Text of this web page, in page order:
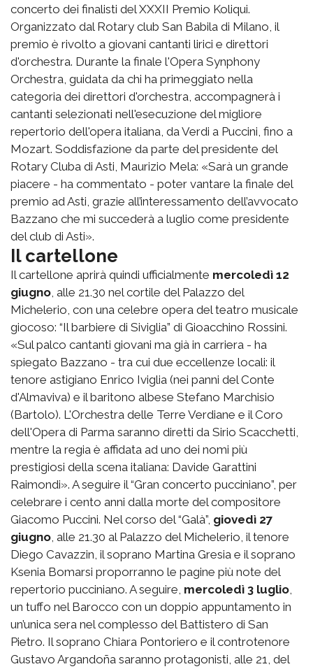
concerto dei finalisti del XXXII Premio Koliqui.
Organizzato dal Rotary club San Babila di Milano, il
premio è rivolto a giovani cantanti lirici e direttori
d'orchestra. Durante la finale l'Opera Synphony
Orchestra, guidata da chi ha primeggiato nella
categoria dei direttori d'orchestra, accompagnerà i
cantanti selezionati nell'esecuzione del migliore
repertorio dell'opera italiana, da Verdi a Puccini, fino a
Mozart. Soddisfazione da parte del presidente del
Rotary Cluba di Asti, Maurizio Mela: «Sarà un grande
piacere - ha commentato - poter vantare la finale del
premio ad Asti, grazie all’interessamento dell’avvocato
Bazzano che mi succederà a luglio come presidente
del club di Asti».
Il cartellone
Il cartellone aprirà quindi ufficialmente mercoledì 12
giugno, alle 21.30 nel cortile del Palazzo del
Michelerio, con una celebre opera del teatro musicale
giocoso: “Il barbiere di Siviglia” di Gioacchino Rossini.
«Sul palco cantanti giovani ma già in carriera - ha
spiegato Bazzano - tra cui due eccellenze locali: il
tenore astigiano Enrico Iviglia (nei panni del Conte
d'Almaviva) e il baritono albese Stefano Marchisio
(Bartolo). L'Orchestra delle Terre Verdiane e il Coro
dell'Opera di Parma saranno diretti da Sirio Scacchetti,
mentre la regia è affidata ad uno dei nomi più
prestigiosi della scena italiana: Davide Garattini
Raimondi». A seguire il “Gran concerto pucciniano”, per
celebrare i cento anni dalla morte del compositore
Giacomo Puccini. Nel corso del “Galà”, giovedì 27
giugno, alle 21.30 al Palazzo del Michelerio, il tenore
Diego Cavazzin, il soprano Martina Gresia e il soprano
Ksenia Bomarsi proporranno le pagine più note del
repertorio pucciniano. A seguire, mercoledì 3 luglio,
un tuffo nel Barocco con un doppio appuntamento in
un’unica sera nel complesso del Battistero di San
Pietro. Il soprano Chiara Pontoriero e il controtenore
Gustavo Argandoña saranno protagonisti, alle 21, del